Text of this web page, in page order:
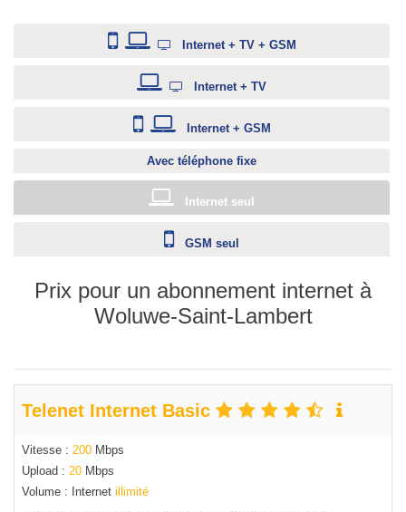
Internet + TV + GSM
Internet + TV
Internet + GSM
Avec téléphone fixe
Internet seul
GSM seul
Prix pour un abonnement internet à
Woluwe-Saint-Lambert
Telenet Internet Basic
Vitesse : 200 Mbps
Upload : 20 Mbps
Volume : Internet illimité